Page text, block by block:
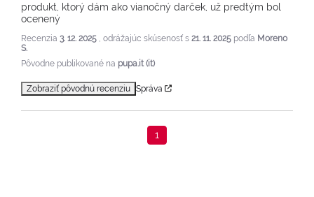
produkt, ktorý dám ako vianočný darček, už predtým bol
ocenený
Recenzia 3. 12. 2025 , odrážajúc skúsenosť s 21. 11. 2025 podľa Moreno
S.
Pôvodne publikované na pupa.it (it)
Zobraziť pôvodnú recenziu Správa
1